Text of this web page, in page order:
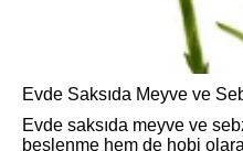
Evde Saksıda Meyve ve
Evde saksıda meyve ve
beslenme hem de hobi